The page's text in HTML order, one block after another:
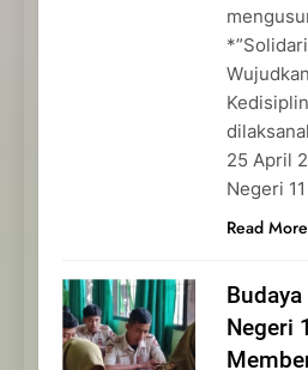
25 April
Negeri
Read More
Negeri